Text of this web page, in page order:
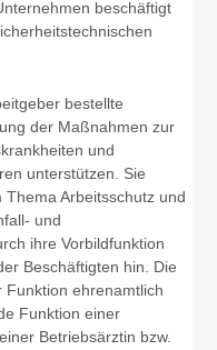
beschäftigt
bestellte
der Maßnahmen zur
und
unterstützen. Sie
Arbeitsschutz und
und
ihre Vorbildfunktion
Beschäftigten hin. Die
Funktion ehrenamtlich
Funktion einer
Betriebsärztin bzw.